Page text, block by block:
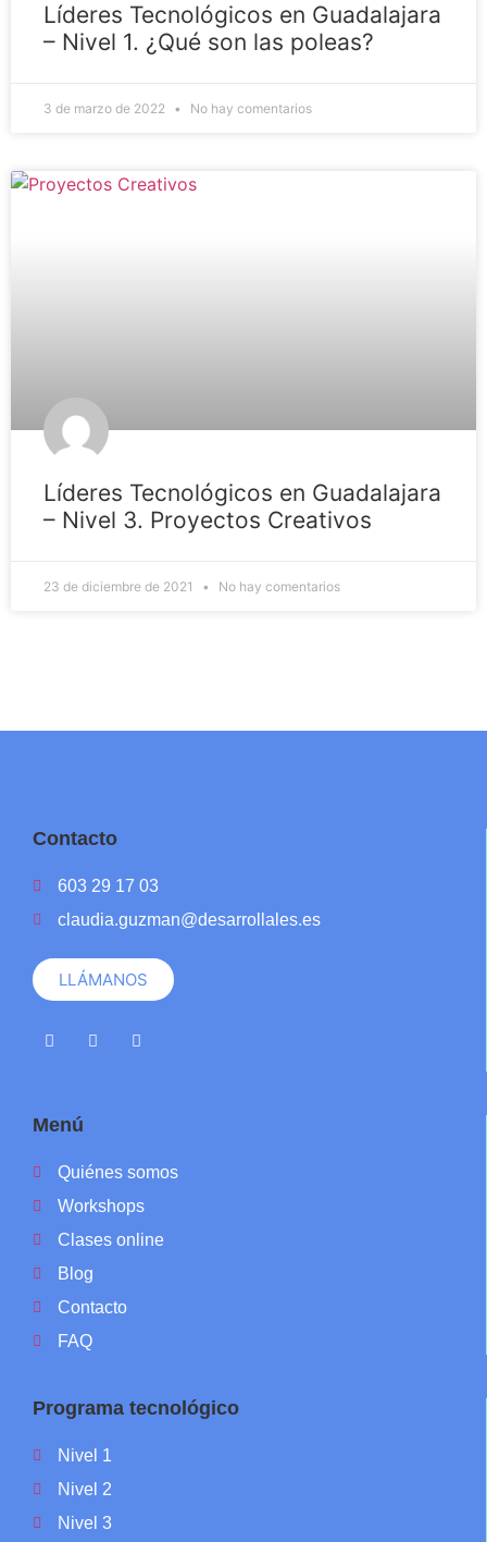
Líderes Tecnológicos en Guadalajara
– Nivel 1. ¿Qué son las poleas?
3 de marzo de 2022 No hay comentarios
Líderes Tecnológicos en Guadalajara
– Nivel 3. Proyectos Creativos
23 de diciembre de 2021 No hay comentarios
Contacto
603 29 17 03
claudia.guzman@desarrollales.es
LLÁMANOS
Menú
Quiénes somos
Workshops
Clases online
Blog
Contacto
FAQ
Programa tecnológico
Nivel 1
Nivel 2
Nivel 3